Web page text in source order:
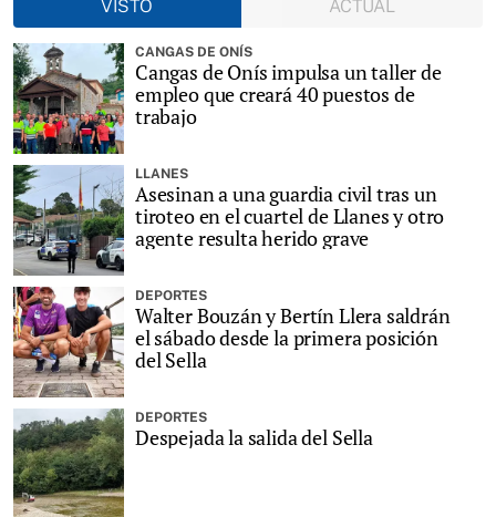
VISTO
ACTUAL
CANGAS DE ONÍS
Cangas de Onís impulsa un taller de
empleo que creará 40 puestos de
trabajo
LLANES
Asesinan a una guardia civil tras un
tiroteo en el cuartel de Llanes y otro
agente resulta herido grave
DEPORTES
Walter Bouzán y Bertín Llera saldrán
el sábado desde la primera posición
del Sella
DEPORTES
Despejada la salida del Sella